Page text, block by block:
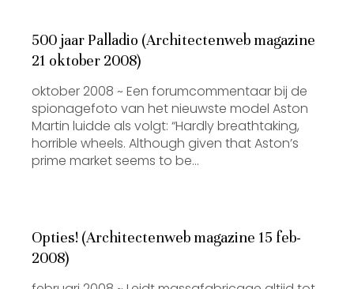
500 jaar Palladio (Architectenweb magazine
21 oktober 2008)
oktober 2008 ~ Een forumcommentaar bij de
spionagefoto van het nieuwste model Aston
Martin luidde als volgt: “Hardly breathtaking,
horrible wheels. Although given that Aston’s
prime market seems to be…
Opties! (Architectenweb magazine 15 feb-
2008)